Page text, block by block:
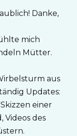
Danke,
mich
Mütter.
aus
Updates:
einer
des